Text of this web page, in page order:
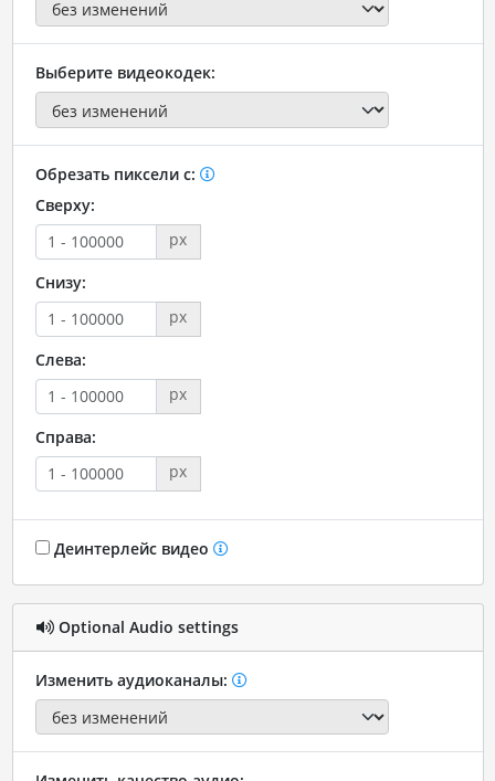
Выберите видеокодек:
Обрезать пиксели с:
Сверху:
px
Снизу:
px
Слева:
px
Справа:
px
Деинтерлейс видео
Optional Audio settings
Изменить аудиоканалы: